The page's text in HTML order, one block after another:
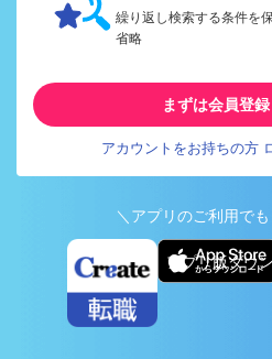
繰り返し検索する条件を
省略
まずは会員登録
アカウントをお持ちの方
＼アプリのご利用で
アプリ版ダウ